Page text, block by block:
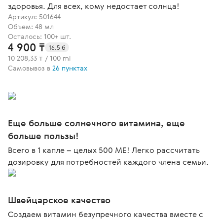
здоровья. Для всех, кому недостает солнца!
Артикул: 501644
Объем: 48 мл
Осталось: 100+ шт.
4 900 ₸ 16.5 б
10 208,33 ₸ / 100 ml
Самовывоз в 26 пунктах
Еще больше солнечного витамина, еще
больше пользы!
Всего в 1 капле – целых 500 ME! Легко рассчитать
дозировку для потребностей каждого члена семьи.
Швейцарское качество
Создаем витамин безупречного качества вместе с